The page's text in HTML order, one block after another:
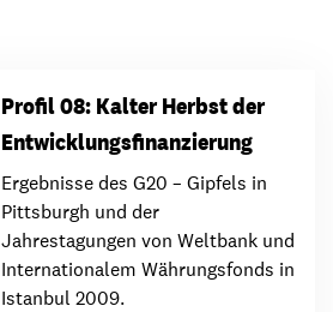
Profil 08: Kalter Herbst der
Entwicklungsfinanzierung
Ergebnisse des G20 – Gipfels in
Pittsburgh und der
Jahrestagungen von Weltbank und
Internationalem Währungsfonds in
Istanbul 2009.